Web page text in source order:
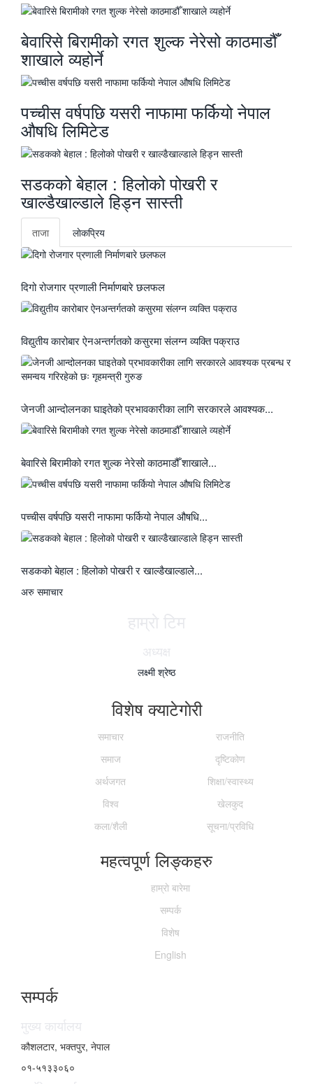
बेवारिसे बिरामीको रगत शुल्क नेरेसो काठमाडौँ
शाखाले व्यहोर्ने
पच्चीस वर्षपछि यसरी नाफामा फर्कियो नेपाल
औषधि लिमिटेड
सडकको बेहाल : हिलोको पोखरी र
खाल्डैखाल्डाले हिड्न सास्ती
ताजा लाेकप्रिय
दिगो रोजगार प्रणाली निर्माणबारे छलफल
विद्युतीय कारोबार ऐनअन्तर्गतको कसुरमा संलग्न व्यक्ति पक्राउ
जेनजी आन्दोलनका घाइतेको प्रभावकारीका लागि सरकारले आवश्यक...
बेवारिसे बिरामीको रगत शुल्क नेरेसो काठमाडौँ शाखाले...
पच्चीस वर्षपछि यसरी नाफामा फर्कियो नेपाल औषधि...
सडकको बेहाल : हिलोको पोखरी र खाल्डैखाल्डाले...
अरु समाचार
हाम्राे टिम
अध्यक्ष
लक्ष्मी श्रेष्ठ
विशेष क्याटेगाेरी
समाचार
राजनीति
समाज
दृष्टिकोण
अर्थजगत
शिक्षा/स्वास्थ्य
विश्व
खेलकुद
कला/शैली
सूचना/प्रविधि
महत्वपूर्ण लिङ्कहरु
हाम्राे बारेमा
सम्पर्क
विशेष
English
सम्पर्क
मुख्य कार्यालय
कौशलटार, भक्तपुर, नेपाल
०१-५१३३०६०